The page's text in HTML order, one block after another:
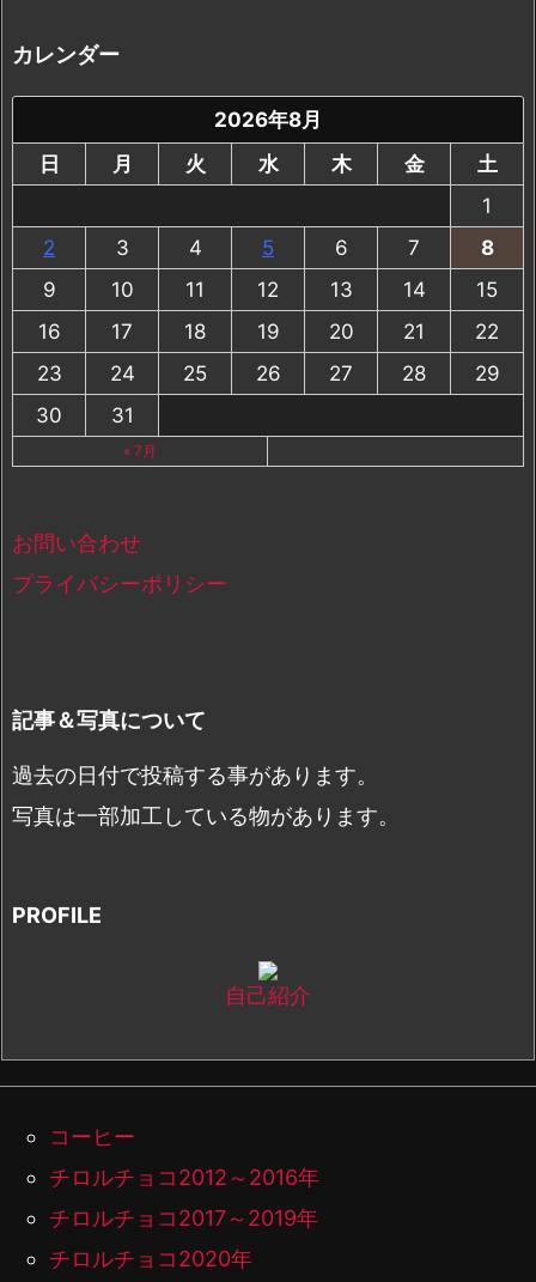
イ
ブ
カレンダー
2026年8月
日
月 火 水 木 金
土
1
2
3 4 5 6 7
8
9
10 11 12 13 14
15
16
17 18 19 20 21
22
23
24 25 26 27 28
29
30
31
« 7月
お問い合わせ
プライバシーポリシー
記事＆写真について
過去の日付で投稿する事があります。
写真は一部加工している物があります。
PROFILE
自己紹介
コーヒー
チロルチョコ2012～2016年
チロルチョコ2017～2019年
チロルチョコ2020年